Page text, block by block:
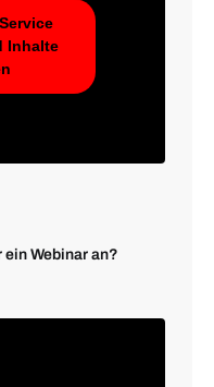
Inhalte
Webinar an?